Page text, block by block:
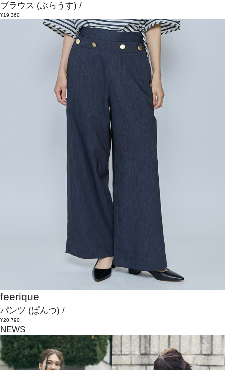
ブラウス (ぶらうす) /
¥19,360
feerique
パンツ (ぱんつ) /
¥20,790
NEWS